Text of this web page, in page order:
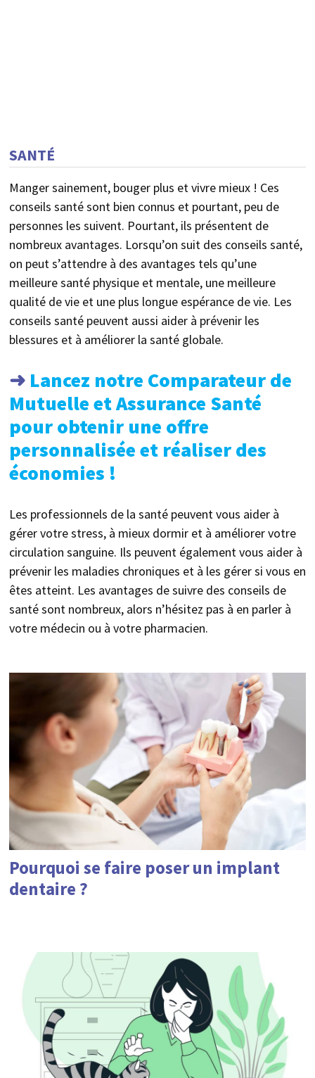
SANTÉ
Manger sainement, bouger plus et vivre mieux ! Ces
conseils santé sont bien connus et pourtant, peu de
personnes les suivent. Pourtant, ils présentent de
nombreux avantages. Lorsqu’on suit des conseils santé,
on peut s’attendre à des avantages tels qu’une
meilleure santé physique et mentale, une meilleure
qualité de vie et une plus longue espérance de vie. Les
conseils santé peuvent aussi aider à prévenir les
blessures et à améliorer la santé globale.
➜ Lancez notre Comparateur de
Mutuelle et Assurance Santé
pour obtenir une offre
personnalisée et réaliser des
économies !
Les professionnels de la santé peuvent vous aider à
gérer votre stress, à mieux dormir et à améliorer votre
circulation sanguine. Ils peuvent également vous aider à
prévenir les maladies chroniques et à les gérer si vous en
êtes atteint. Les avantages de suivre des conseils de
santé sont nombreux, alors n’hésitez pas à en parler à
votre médecin ou à votre pharmacien.
Pourquoi se faire poser un implant
dentaire ?